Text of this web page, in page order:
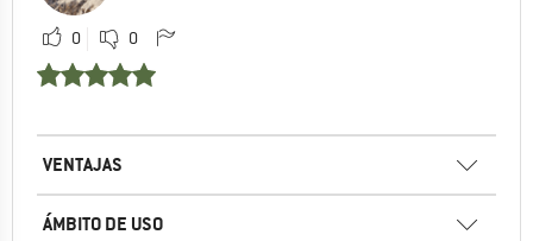
0 0
VENTAJAS
ÁMBITO DE USO